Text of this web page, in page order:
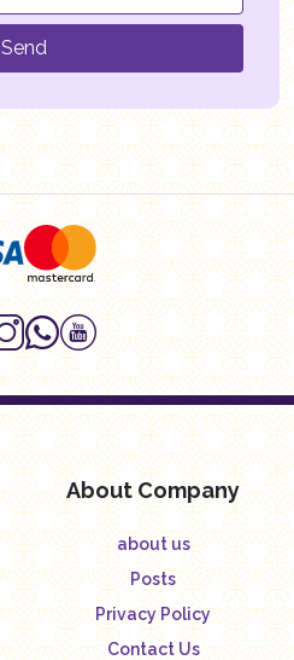
Send
About Company
about us
Posts
Privacy Policy
Contact Us